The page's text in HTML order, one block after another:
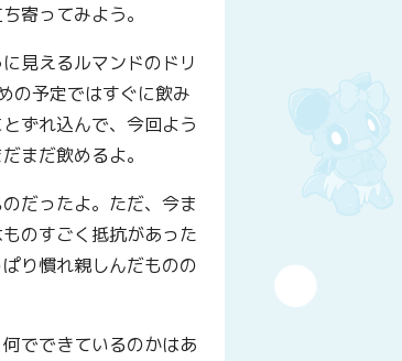
寄ってみよう。
見えるルマンドのドリ
の予定ではすぐに飲み
ずれ込んで、今回よう
まだ飲めるよ。
だったよ。ただ、今ま
のすごく抵抗があった
り慣れ親しんだものの
でできているのかはあ